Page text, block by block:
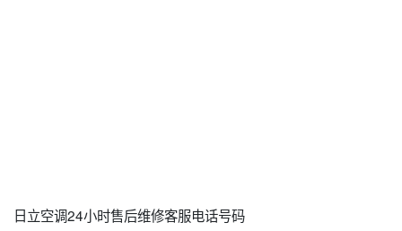
日立空调24小时售后维修客服电话号码